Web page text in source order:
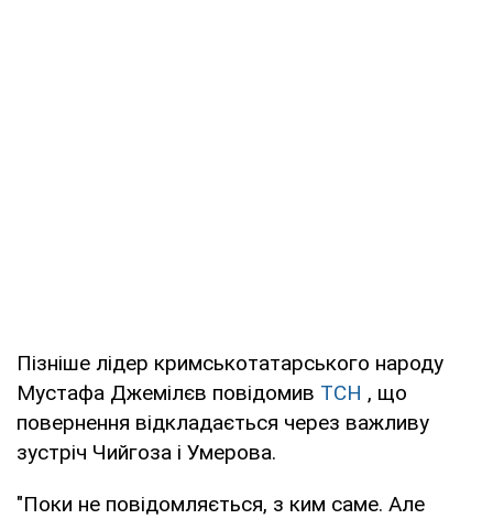
Пізніше лідер кримськотатарського народу
Мустафа Джемілєв повідомив ТСН , що
повернення відкладається через важливу
зустріч Чийгоза і Умерова.
"Поки не повідомляється, з ким саме. Але